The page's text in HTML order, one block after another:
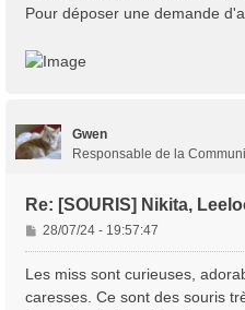
Pour déposer une demande
Gwen
Responsable de la
Re: [SOURIS] Nikita,
M
e
s
28/07/24 - 19:57:47
Les miss sont curieuses,
caresses. Ce sont des souris